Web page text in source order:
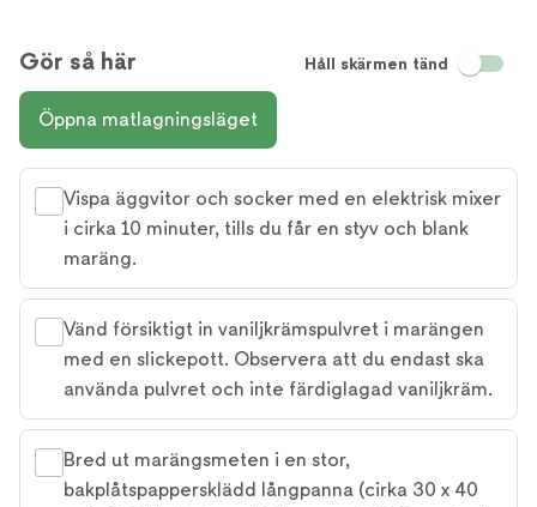
Gör så här Håll skärmen tänd
Öppna matlagningsläget
Vispa äggvitor och socker med en elektrisk mixer
i cirka 10 minuter, tills du får en styv och blank
maräng.
Vänd försiktigt in vaniljkrämspulvret i marängen
med en slickepott. Observera att du endast ska
använda pulvret och inte färdiglagad vaniljkräm.
Bred ut marängsmeten i en stor,
bakplåtspappersklädd långpanna (cirka 30 x 40